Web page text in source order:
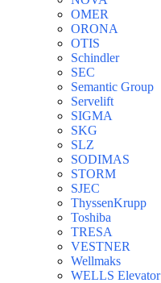
OMER
ORONA
OTIS
Schindler
SEC
Semantic Group
Servelift
SIGMA
SKG
SLZ
SODIMAS
STORM
SJEC
ThyssenKrupp
Toshiba
TRESA
VESTNER
Wellmaks
WELLS Elevator